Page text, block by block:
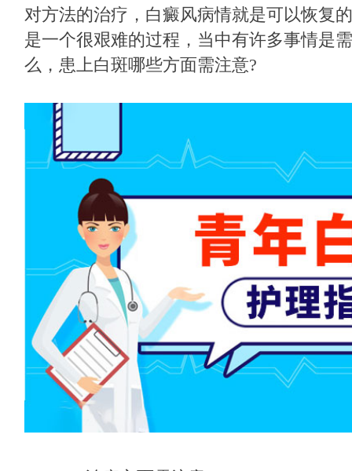
对方法的治疗，白癜风病情就是可以恢复
是一个很艰难的过程，当中有许多事情是
么，患上白斑哪些方面需注意?